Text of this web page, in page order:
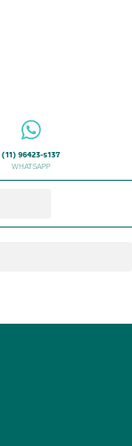
WHATSAPP
(11) 96423-5137